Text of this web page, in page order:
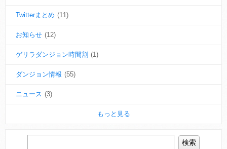
Twitterまとめ (11)
お知らせ (12)
ゲリラダンジョン時間割 (1)
ダンジョン情報 (55)
ニュース (3)
もっと見る